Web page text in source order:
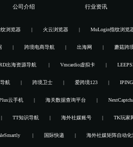
公司介绍 行业资讯
浏览器 火云浏览器 MuLogin指纹浏览
跨境电商导航 出海网 蘑菇跨
出海资源导航 Vmcardio虚拟卡
航 跨境卫士 爱跨境123
云手机 海关数据查询平台
TT知识导航 海外社媒账号 TK玩家
国际快递 海外社媒矩阵自动化